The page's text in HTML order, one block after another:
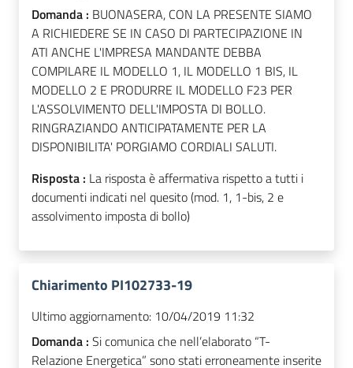
Domanda : BUONASERA, CON LA PRESENTE SIAMO
A RICHIEDERE SE IN CASO DI PARTECIPAZIONE IN
ATI ANCHE L'IMPRESA MANDANTE DEBBA
COMPILARE IL MODELLO 1, IL MODELLO 1 BIS, IL
MODELLO 2 E PRODURRE IL MODELLO F23 PER
L'ASSOLVIMENTO DELL'IMPOSTA DI BOLLO.
RINGRAZIANDO ANTICIPATAMENTE PER LA
DISPONIBILITA' PORGIAMO CORDIALI SALUTI.
Risposta : La risposta è affermativa rispetto a tutti i
documenti indicati nel quesito (mod. 1, 1-bis, 2 e
assolvimento imposta di bollo)
Chiarimento PI102733-19
Ultimo aggiornamento: 10/04/2019 11:32
Domanda : Si comunica che nell’elaborato “T-
Relazione Energetica” sono stati erroneamente inserite